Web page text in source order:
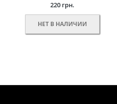
220 грн.
НЕТ В НАЛИЧИИ